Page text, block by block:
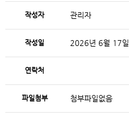
작성자 관리자
작성일 2026년 6월 17일
연락처
파일첨부 첨부파일없음